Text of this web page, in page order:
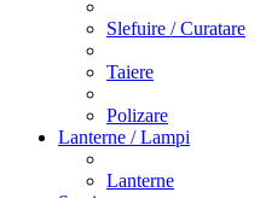
Slefuire / Curatare
Taiere
Polizare
Lanterne / Lampi
Lanterne